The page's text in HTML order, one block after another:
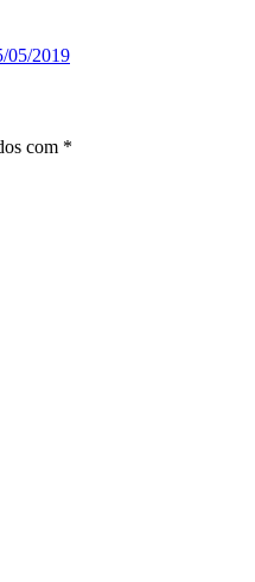
05/2019
com *